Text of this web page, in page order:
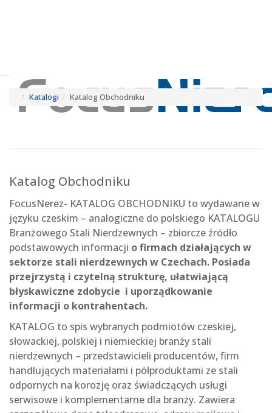
Katalogi Katalog Obchodniku
Katalog Obchodniku
FocusNerez- KATALOG OBCHODNIKU to wydawane w
języku czeskim – analogiczne do polskiego KATALOGU
Branżowego Stali Nierdzewnych – zbiorcze źródło
podstawowych informacji o firmach działających w
sektorze stali nierdzewnych w Czechach. Posiada
przejrzystą i czytelną strukturę, ułatwiającą
błyskawiczne zdobycie i uporządkowanie
informacji o kontrahentach.
KATALOG to spis wybranych podmiotów czeskiej,
słowackiej, polskiej i niemieckiej branży stali
nierdzewnych – przedstawicieli pro­ducentów, firm
handlujących materiałami i półproduktami ze stali
odpornych na korozję oraz świadczących usługi
serwisowe i komplementarne dla branży. Za­wiera